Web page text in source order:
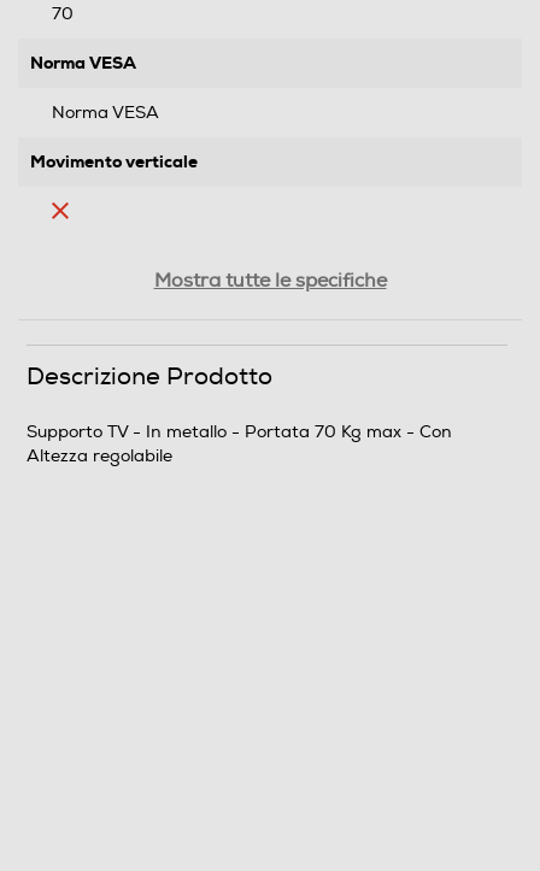
70
Norma VESA
Norma VESA
Movimento verticale
Copertura estetica cavi
Mostra tutte le specifiche
Descrizione Prodotto
Supporto TV - In metallo - Portata 70 Kg max - Con
Altezza regolabile